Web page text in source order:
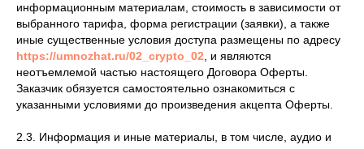
информационным материалам, стоимость в зависимости от
выбранного тарифа, форма регистрации (заявки), а также
иные существенные условия доступа размещены по адресу
https://umnozhat.ru/02_crypto_02 , и являются
неотъемлемой частью настоящего Договора Оферты.
Заказчик обязуется самостоятельно ознакомиться с
указанными условиями до произведения акцепта Оферты.
2.3. Информация и иные материалы, в том числе, аудио и